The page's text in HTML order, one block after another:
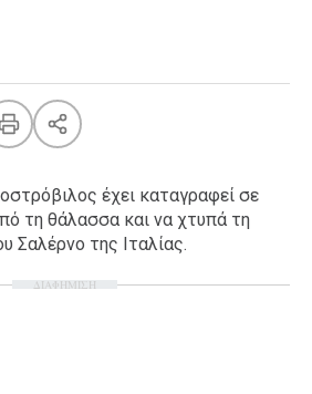
LGBTQI+
έχει καταγραφεί σε
τη θάλασσα και να χτυπά τη
Σαλέρνο της Ιταλίας.
ΔΙΑΦΗΜΙΣΗ